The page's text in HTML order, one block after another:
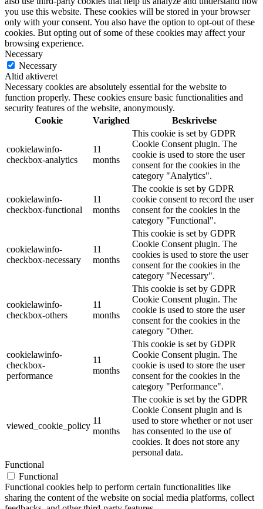
you use this website. These cookies will be stored in your browser
only with your consent. You also have the option to opt-out of these
cookies. But opting out of some of these cookies may affect your
browsing experience.
Necessary
Necessary
Altid aktiveret
Necessary cookies are absolutely essential for the website to
function properly. These cookies ensure basic functionalities and
security features of the website, anonymously.
Cookie
Varighed Beskrivelse
cookielawinfo-
checkbox-analytics
11
months
This cookie is set by GDPR
Cookie Consent plugin. The
cookie is used to store the user
consent for the cookies in the
category "Analytics".
cookielawinfo-
checkbox-functional
11
months
The cookie is set by GDPR
cookie consent to record the user
consent for the cookies in the
category "Functional".
cookielawinfo-
checkbox-necessary
11
months
This cookie is set by GDPR
Cookie Consent plugin. The
cookies is used to store the user
consent for the cookies in the
category "Necessary".
cookielawinfo-
checkbox-others
11
months
This cookie is set by GDPR
Cookie Consent plugin. The
cookie is used to store the user
consent for the cookies in the
category "Other.
cookielawinfo-
checkbox-
performance
11
months
This cookie is set by GDPR
Cookie Consent plugin. The
cookie is used to store the user
consent for the cookies in the
category "Performance".
viewed_cookie_policy
11
months
The cookie is set by the GDPR
Cookie Consent plugin and is
used to store whether or not user
has consented to the use of
cookies. It does not store any
personal data.
Functional
Functional
Functional cookies help to perform certain functionalities like
sharing the content of the website on social media platforms, collect